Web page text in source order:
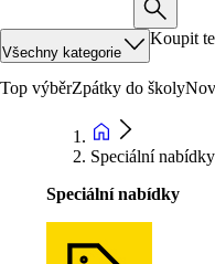
Všechny kategorie
Koupit
Top výběrZpátky do školy
Speciální nabídky
Speciální nabídky